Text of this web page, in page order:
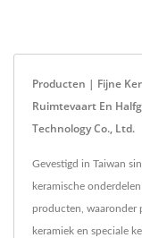
Producten | Fijne
Ruimtevaart En
Technology Co., Ltd.
Gevestigd in Taiwan
keramische
producten, waaronder
keramiek en speciale